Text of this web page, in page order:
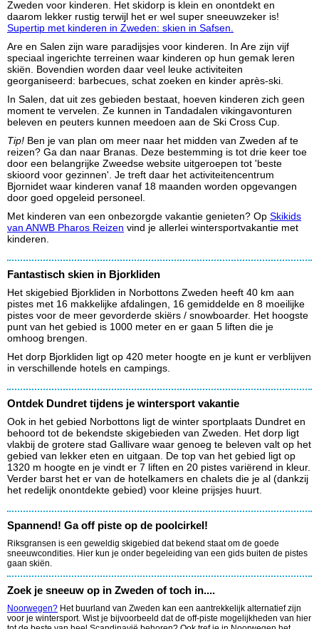
Zweden voor kinderen. Het skidorp is klein en onontdekt en
daarom lekker rustig terwijl het er wel super sneeuwzeker is!
Supertip met kinderen in Zweden: skien in Safsen.
Are en Salen zijn ware paradijsjes voor kinderen. In Are zijn vijf
speciaal ingerichte terreinen waar kinderen op hun gemak leren
skiën. Bovendien worden daar veel leuke activiteiten
georganiseerd: barbecues, schat zoeken en kinder après-ski.
In Salen, dat uit zes gebieden bestaat, hoeven kinderen zich geen
moment te vervelen. Ze kunnen in Tandadalen vikingavonturen
beleven en peuters kunnen meedoen aan de Ski Cross Cup.
Tip! Ben je van plan om meer naar het midden van Zweden af te
reizen? Ga dan naar Branas. Deze bestemming is tot drie keer toe
door een belangrijke Zweedse website uitgeroepen tot 'beste
skioord voor gezinnen'. Je treft daar het activiteitencentrum
Bjornidet waar kinderen vanaf 18 maanden worden opgevangen
door goed opgeleid personeel.
Met kinderen van een onbezorgde vakantie genieten? Op Skikids
van ANWB Pharos Reizen vind je allerlei wintersportvakantie met
kinderen.
Fantastisch skien in Bjorkliden
Het skigebied Bjorkliden in Norbottons Zweden heeft 40 km aan
pistes met 16 makkelijke afdalingen, 16 gemiddelde en 8 moeilijke
pistes voor de meer gevorderde skiërs / snowboarder. Het hoogste
punt van het gebied is 1000 meter en er gaan 5 liften die je
omhoog brengen.
Het dorp Bjorkliden ligt op 420 meter hoogte en je kunt er verblijven
in verschillende hotels en campings.
Ontdek Dundret tijdens je wintersport vakantie
Ook in het gebied Norbottons ligt de winter sportplaats Dundret en
behoord tot de bekendste skigebieden van Zweden. Het dorp ligt
vlakbij de grotere stad Gallivare waar genoeg te beleven valt op het
gebied van lekker eten en uitgaan. De top van het gebied ligt op
1320 m hoogte en je vindt er 7 liften en 20 pistes variërend in kleur.
Verder barst het er van de hotelkamers en chalets die je al (dankzij
het redelijk onontdekte gebied) voor kleine prijsjes huurt.
Spannend! Ga off piste op de poolcirkel!
Riksgransen is een geweldig skigebied dat bekend staat om de goede
sneeuwcondities. Hier kun je onder begeleiding van een gids buiten de pistes
gaan skiën.
Zoek je sneeuw op in Zweden of toch in....
Noorwegen? Het buurland van Zweden kan een aantrekkelijk alternatief zijn
voor je wintersport. Wist je bijvoorbeeld dat de off-piste mogelijkheden van hier